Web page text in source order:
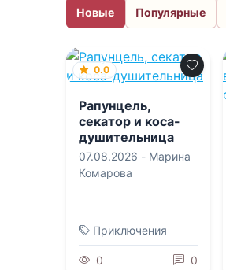
Новые Популярные
0.0
Рапунцель,
секатор и коса-
душительница
07.08.2026 - Марина
Комарова
Приключения
0 0